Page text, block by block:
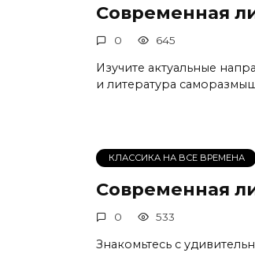
Современная
0 645
Изучите актуальные
и литература
КЛАССИКА НА ВСЕ ВРЕМЕНА
Современная
0 533
Знакомьтесь с